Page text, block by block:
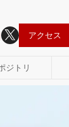
アクセス
ジトリ